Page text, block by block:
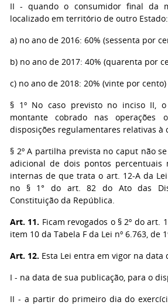
II - quando o consumidor final da
localizado em território de outro Estado:
a) no ano de 2016: 60% (sessenta por
b) no ano de 2017: 40% (quarenta por
c) no ano de 2018: 20% (vinte por
§ 1º No caso previsto no inciso II,
montante cobrado nas operações
disposições regulamentares relativas à
§ 2º A partilha prevista no caput não
adicional de dois pontos percentuais
internas de que trata o art. 12-A da
no § 1° do art. 82 do Ato das
Constituição da República.
Art. 11. Ficam revogados o § 2º do art.
item 10 da Tabela F da Lei nº 6.763, de
Art. 12. Esta Lei entra em vigor na
I - na data de sua publicação, para o
II - a partir do primeiro dia do